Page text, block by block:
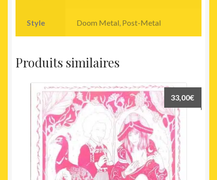
Style Doom Metal Post-Metal
Produits similaires
33,00€